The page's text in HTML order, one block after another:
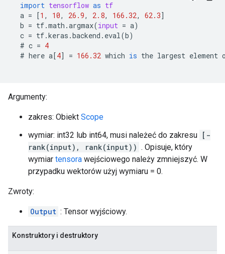
import tensorflow as tf
a = [1 , 10, 26.9, 2.8, 166.32, 62.3]
b = tf.math .argmax(input = a)
c = tf.keras .backend . eval(b)
  #
c = 4
  #
here a[4] = 166.32 which is the largest element
Argumenty:
zakres: Obiekt Scope
wymiar: int32 lub int64, musi należeć do zakresu [-
rank(input), rank(input)) . Opisuje, który
wymiar tensora wejściowego należy zmniejszyć. W
przypadku wektorów użyj wymiaru = 0.
Zwroty:
Output : Tensor wyjściowy.
Konstruktory i destruktory